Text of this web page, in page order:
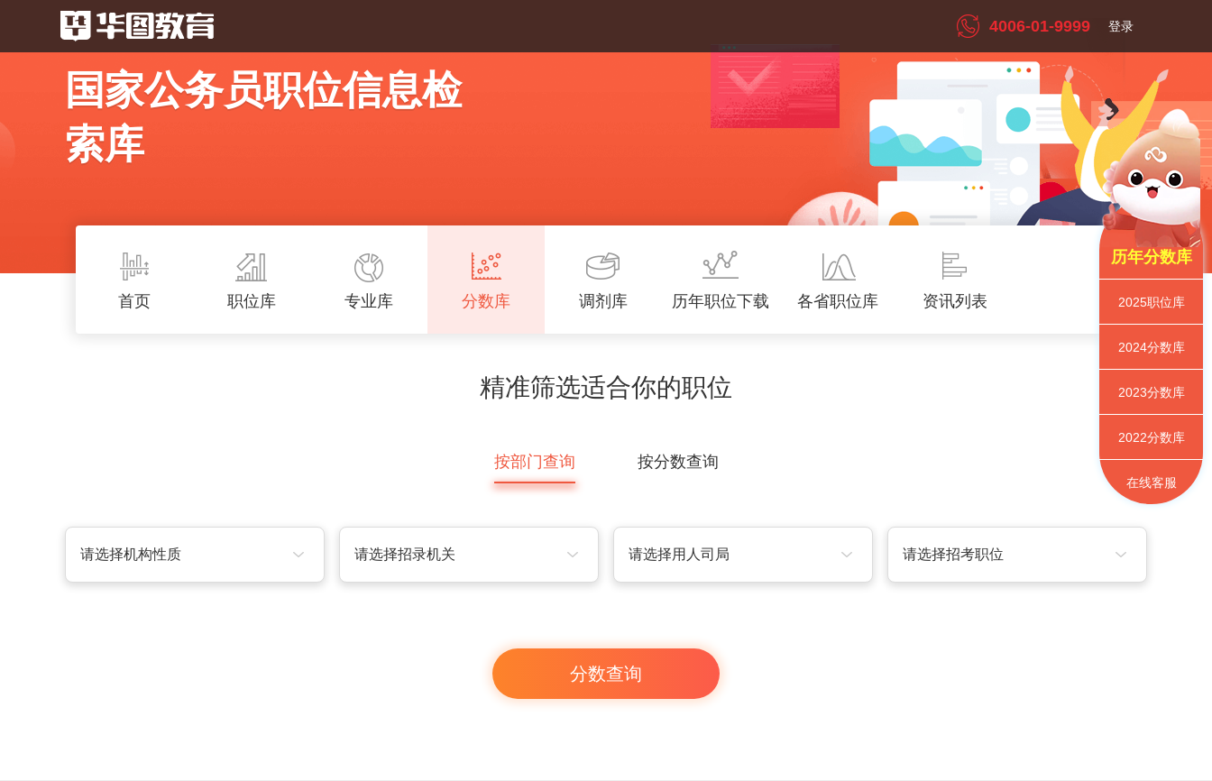
国家公务员职位信息检
索库
首页 职位库 专业库 分数库 调剂库 历年职位下载 各省职位库 资讯列表
登录
4006-01-9999
精准筛选适合你的职位
按部门查询 按分数查询
请选择机构性质 请选择招录机关 请选择用人司局 请选择招考职位
历年分数库
2025职位库
2024分数库
2023分数库
2022分数库
在线客服